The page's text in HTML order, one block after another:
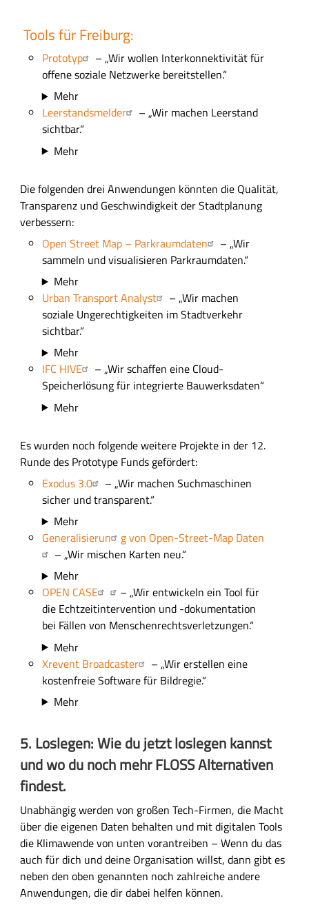
Tools für Freiburg:
Prototyp
– „Wir wollen Interkonnektivität für
offene soziale Netzwerke bereitstellen.“
Mehr
Leerstandsmelder
– „Wir machen Leerstand
sichtbar.“
Mehr
Die folgenden drei Anwendungen könnten die Qualität,
Transparenz und Geschwindigkeit der Stadtplanung
verbessern:
Open Street Map – Parkraumdaten
– „Wir
sammeln und visualisieren Parkraumdaten.“
Mehr
Urban Transport Analyst
– „Wir machen
soziale Ungerechtigkeiten im Stadtverkehr
sichtbar.“
Mehr
IFC HIVE
– „Wir schaffen eine Cloud-
Speicherlösung für integrierte Bauwerksdaten“
Mehr
Es wurden noch folgende weitere Projekte in der 12.
Runde des Prototype Funds gefördert:
Exodus 3.0
– „Wir machen Suchmaschinen
sicher und transparent.“
Mehr
Generalisierun
g von Open-Street-Map Daten
– „Wir mischen Karten neu.“
Mehr
OPEN CASE
– „Wir entwickeln ein Tool für
die Echtzeitintervention und -dokumentation
bei Fällen von Menschenrechtsverletzungen.“
Mehr
Xrevent Broadcaster
– „Wir erstellen eine
kostenfreie Software für Bildregie.“
Mehr
5. Loslegen: Wie du jetzt loslegen kannst
und wo du noch mehr FLOSS Alternativen
findest.
Unabhängig werden von großen Tech-Firmen, die Macht
über die eigenen Daten behalten und mit digitalen Tools
die Klimawende von unten vorantreiben – Wenn du das
auch für dich und deine Organisation willst, dann gibt es
neben den oben genannten noch zahlreiche andere
Anwendungen, die dir dabei helfen können.